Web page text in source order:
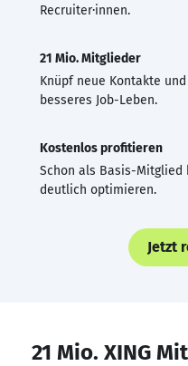
Recruiter·innen.
21 Mio. Mitglieder
Knüpf neue Kontakte
besseres Job-Leben.
Kostenlos profitieren
Schon als Basis-Mitglied
deutlich optimieren.
Jetzt
21 Mio. XING